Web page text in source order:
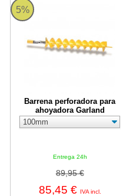
5%
Barrena perforadora para
ahoyadora Garland
Entrega 24h
89,95 €
85,45 € IVA incl.
Barrena perforadora para